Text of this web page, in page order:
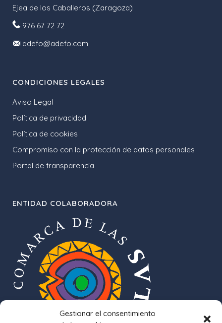
Gestionar el consentimiento
Ejea de los Caballeros (Zaragoza)
976 67 72 72
adefo@adefo.com
CONDICIONES LEGALES
Aviso Legal
Política de privacidad
Política de cookies
Compromiso con la protección de datos personales
Portal de transparencia
ENTIDAD COLABORADORA